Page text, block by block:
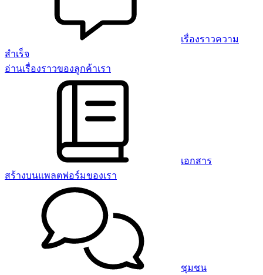
เรื่องราวความ
สำเร็จ
อ่านเรื่องราวของลูกค้าเรา
เอกสาร
สร้างบนแพลตฟอร์มของเรา
ชุมชน